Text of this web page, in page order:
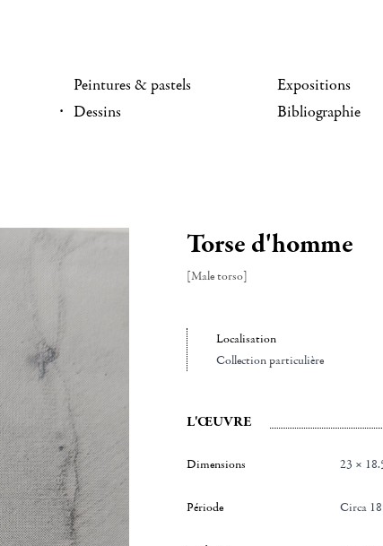
Peintures & pastels
Dessins
Expositions
Bibliographie
Torse d'homme
[Male torso]
Localisation
Collection particulière
L'ŒUVRE
Dimensions 23 ×
Période Circa